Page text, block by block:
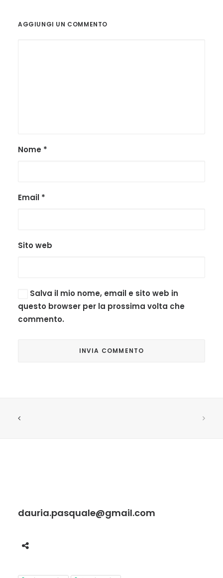
AGGIUNGI UN COMMENTO
Nome *
Email *
Sito web
Salva il mio nome, email e sito web in
questo browser per la prossima volta che
commento.
dauria.pasquale@gmail.com